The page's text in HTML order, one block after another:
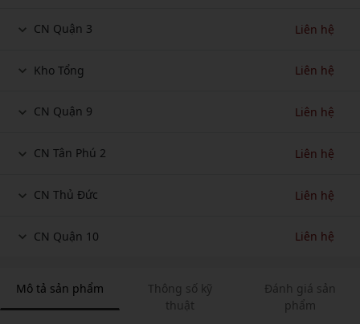
CN Quận 3 Liên hệ
Kho Tổng Liên hệ
CN Quận 9 Liên hệ
CN Tân Phú 2 Liên hệ
CN Thủ Đức Liên hệ
CN Quận 10 Liên hệ
Mô tả sản phẩm
Thông số kỹ
thuật
Đánh giá sản
phẩm